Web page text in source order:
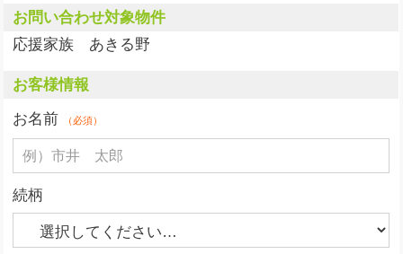
お問い合わせ対象物件
応援家族 あきる野
お客様情報
お名前
（必須）
続柄